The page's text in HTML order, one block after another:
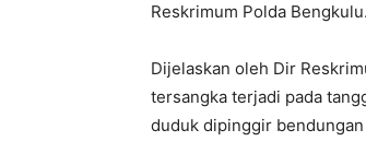
Reskrimum Polda Bengkulu.
Dijelaskan oleh Dir
tersangka terjadi pada
duduk dipinggir